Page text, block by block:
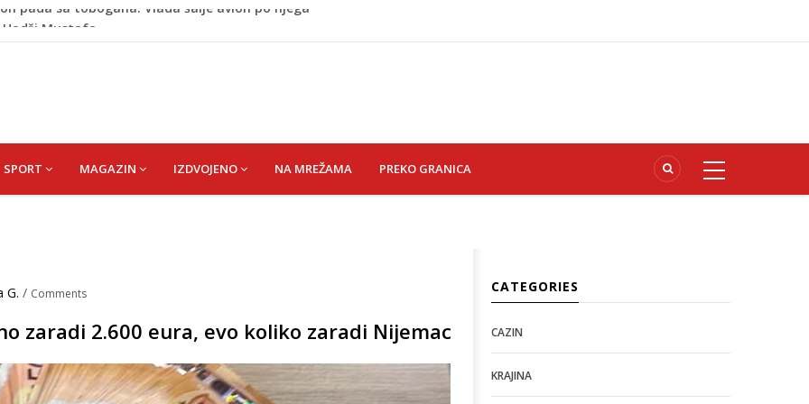
Mustafa
Krupi: Muškarac pronađen mrtav u kući, osumnjičeni
okončano „Lito moje medeno 2026“
pada sa tobogana: Vlada šalje avion po njega
SPORT MAGAZIN IZDVOJENO NA MREŽAMA PREKO GRANICA
G. / Comments
zaradi 2.600 eura, evo koliko zaradi Nijemac
CATEGORIES
CAZIN
KRAJINA